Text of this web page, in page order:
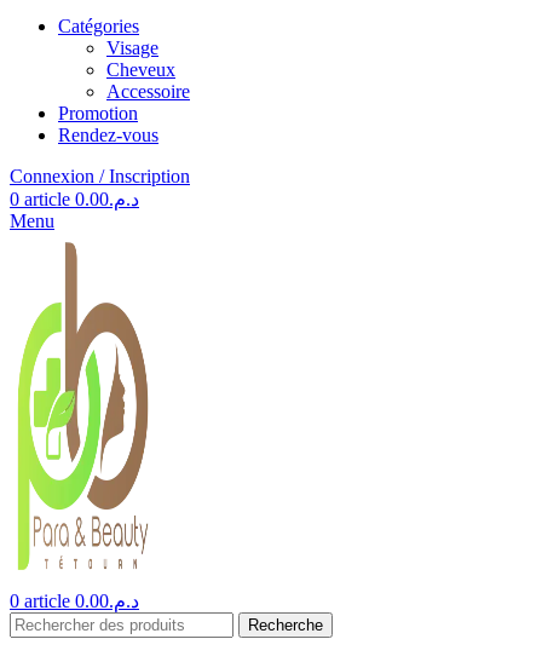
Catégories
Visage
Cheveux
Accessoire
Promotion
Rendez-vous
Connexion / Inscription
0 article د.م.0.00
Menu
0 article د.م.0.00
Recherche